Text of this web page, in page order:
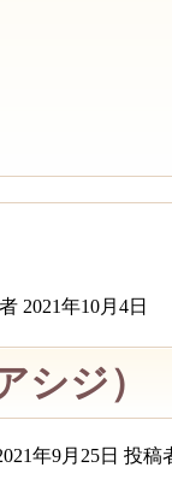
2021年10月4日
シジ
年9月25日 投稿